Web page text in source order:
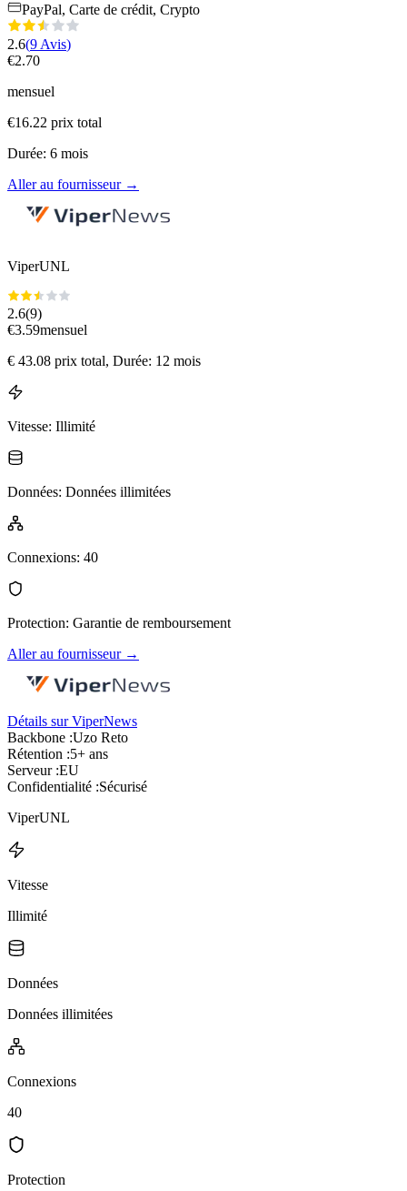
PayPal, Carte de crédit, Crypto
2.6(9 Avis)
€2.70
mensuel
€16.22 prix total
Durée: 6 mois
Aller au fournisseur→
ViperUNL
2.6(9)
€3.59mensuel
€ 43.08 prix total, Durée: 12 mois
Vitesse: Illimité
Données: Données illimitées
Connexions: 40
Protection: Garantie de remboursement
Aller au fournisseur→
Détails sur ViperNews
Backbone :Uzo Reto
Rétention :5+ ans
Serveur :EU
Confidentialité :Sécurisé
ViperUNL
Vitesse
Illimité
Données
Données illimitées
Connexions
40
Protection